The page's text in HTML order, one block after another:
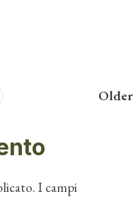
Older
I campi